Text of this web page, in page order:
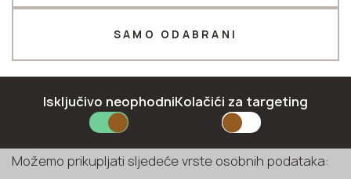
Društvo s ograničenom odgovornošću ARCHITYPE, s
registriranom adresom Grójecka 43/1A, Varšava, 02-
PODACI KOJE PRIKUPLJAMO
Možemo prikupljati sljedeće vrste osobnih podataka:
E-mail *
SAMO ODABRANI
Isključivo neophodniKolačići za targeting